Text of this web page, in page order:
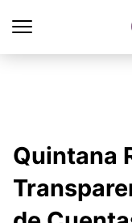
Quintana